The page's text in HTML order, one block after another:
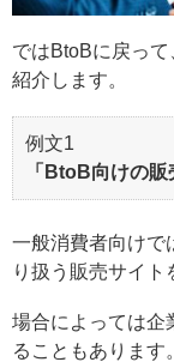
ではBtoBに戻っ
紹介します。
例文1
「BtoB向けの販
一般消費者向けで
り扱う販売サイト
場合によっては企
ることもあります